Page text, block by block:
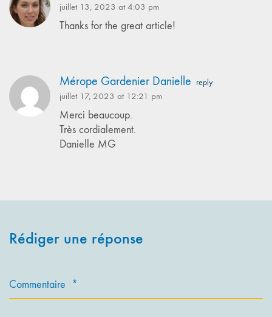
juillet 13, 2023 at 4:03 pm
Thanks for the great article!
Mérope Gardenier Danielle reply
juillet 17, 2023 at 12:21 pm
Merci beaucoup.
Très cordialement.
Danielle MG
Rédiger une réponse
Commentaire *